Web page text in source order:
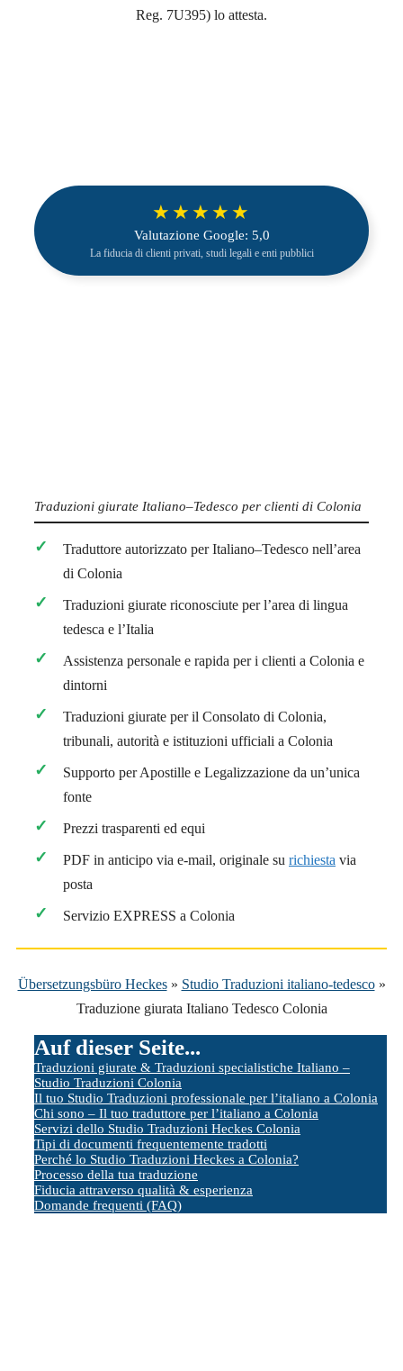
Reg. 7U395) lo attesta.
★★★★★
Valutazione Google: 5,0
La fiducia di clienti privati, studi legali e enti pubblici
Traduzioni giurate Italiano–Tedesco per clienti di Colonia
Traduttore autorizzato per Italiano–Tedesco nell’area
di Colonia
Traduzioni giurate riconosciute per l’area di lingua
tedesca e l’Italia
Assistenza personale e rapida per i clienti a Colonia e
dintorni
Traduzioni giurate per il Consolato di Colonia,
tribunali, autorità e istituzioni ufficiali a Colonia
Supporto per Apostille e Legalizzazione da un’unica
fonte
Prezzi trasparenti ed equi
PDF in anticipo via e-mail, originale su richiesta via
posta
Servizio EXPRESS a Colonia
Übersetzungsbüro Heckes» Studio Traduzioni italiano-tedesco»
Traduzione giurata Italiano Tedesco Colonia
Auf dieser Seite...
Traduzioni giurate & Traduzioni specialistiche Italiano –
Studio Traduzioni Colonia
Il tuo Studio Traduzioni professionale per l’italiano a Colonia
Chi sono – Il tuo traduttore per l’italiano a Colonia
Servizi dello Studio Traduzioni Heckes Colonia
Tipi di documenti frequentemente tradotti
Perché lo Studio Traduzioni Heckes a Colonia?
Processo della tua traduzione
Fiducia attraverso qualità & esperienza
Domande frequenti (FAQ)